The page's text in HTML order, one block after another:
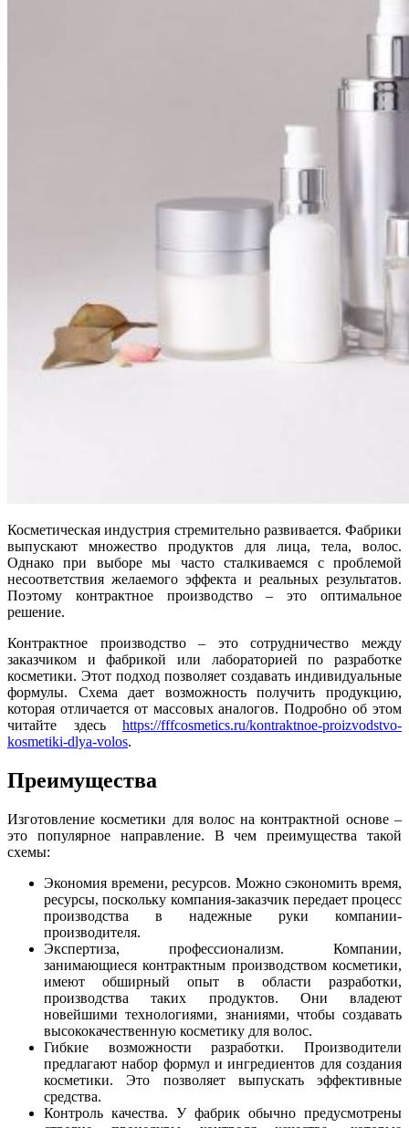
Косметическая индустрия стремительно развивается. Фабрики
выпускают множество продуктов для лица, тела, волос.
Однако при выборе мы часто сталкиваемся с проблемой
несоответствия желаемого эффекта и реальных результатов.
Поэтому контрактное производство – это оптимальное
решение.
Контрактное производство – это сотрудничество между
заказчиком и фабрикой или лабораторией по разработке
косметики. Этот подход позволяет создавать индивидуальные
формулы. Схема дает возможность получить продукцию,
которая отличается от массовых аналогов. Подробно об этом
читайте здесь https://fffcosmetics.ru/kontraktnoe-proizvodstvo-
kosmetiki-dlya-volos.
Преимущества
Изготовление косметики для волос на контрактной основе –
это популярное направление. В чем преимущества такой
схемы:
Экономия времени, ресурсов. Можно сэкономить время,
ресурсы, поскольку компания-заказчик передает процесс
производства в надежные руки компании-
производителя.
Экспертиза, профессионализм. Компании,
занимающиеся контрактным производством косметики,
имеют обширный опыт в области разработки,
производства таких продуктов. Они владеют
новейшими технологиями, знаниями, чтобы создавать
высококачественную косметику для волос.
Гибкие возможности разработки. Производители
предлагают набор формул и ингредиентов для создания
косметики. Это позволяет выпускать эффективные
средства.
Контроль качества. У фабрик обычно предусмотрены